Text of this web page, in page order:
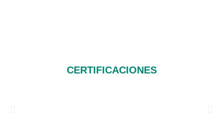
CERTIFICACIONES